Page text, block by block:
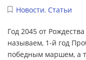
Новости, Статьи
Год 2045 от
называем, 1-й год
победным маршем, а